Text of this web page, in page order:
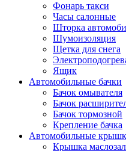
Фонарь такси
Часы салонные
Шторка
Шумоизоляция
Щетка для снега
Ящик
Автомобильные бачки
Бачок омывателя
Бачок
Бачок тормозной
Крепление бачка
Автомобильные
Крышка